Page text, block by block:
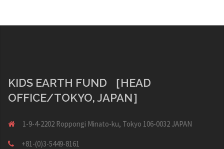
ゲ
ン
KIDS EARTH FUND ［HEAD
OFFICE/TOKYO, JAPAN］
1-9-4-2202 Roppongi Minato-ku, Tokyo 106-0032 JAPAN
+81-(0)3-5449-8161